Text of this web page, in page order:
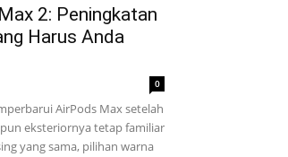
2: Peningkatan
Harus Anda
0
AirPods Max setelah
eksteriornya tetap familiar
yang sama, pilihan warna